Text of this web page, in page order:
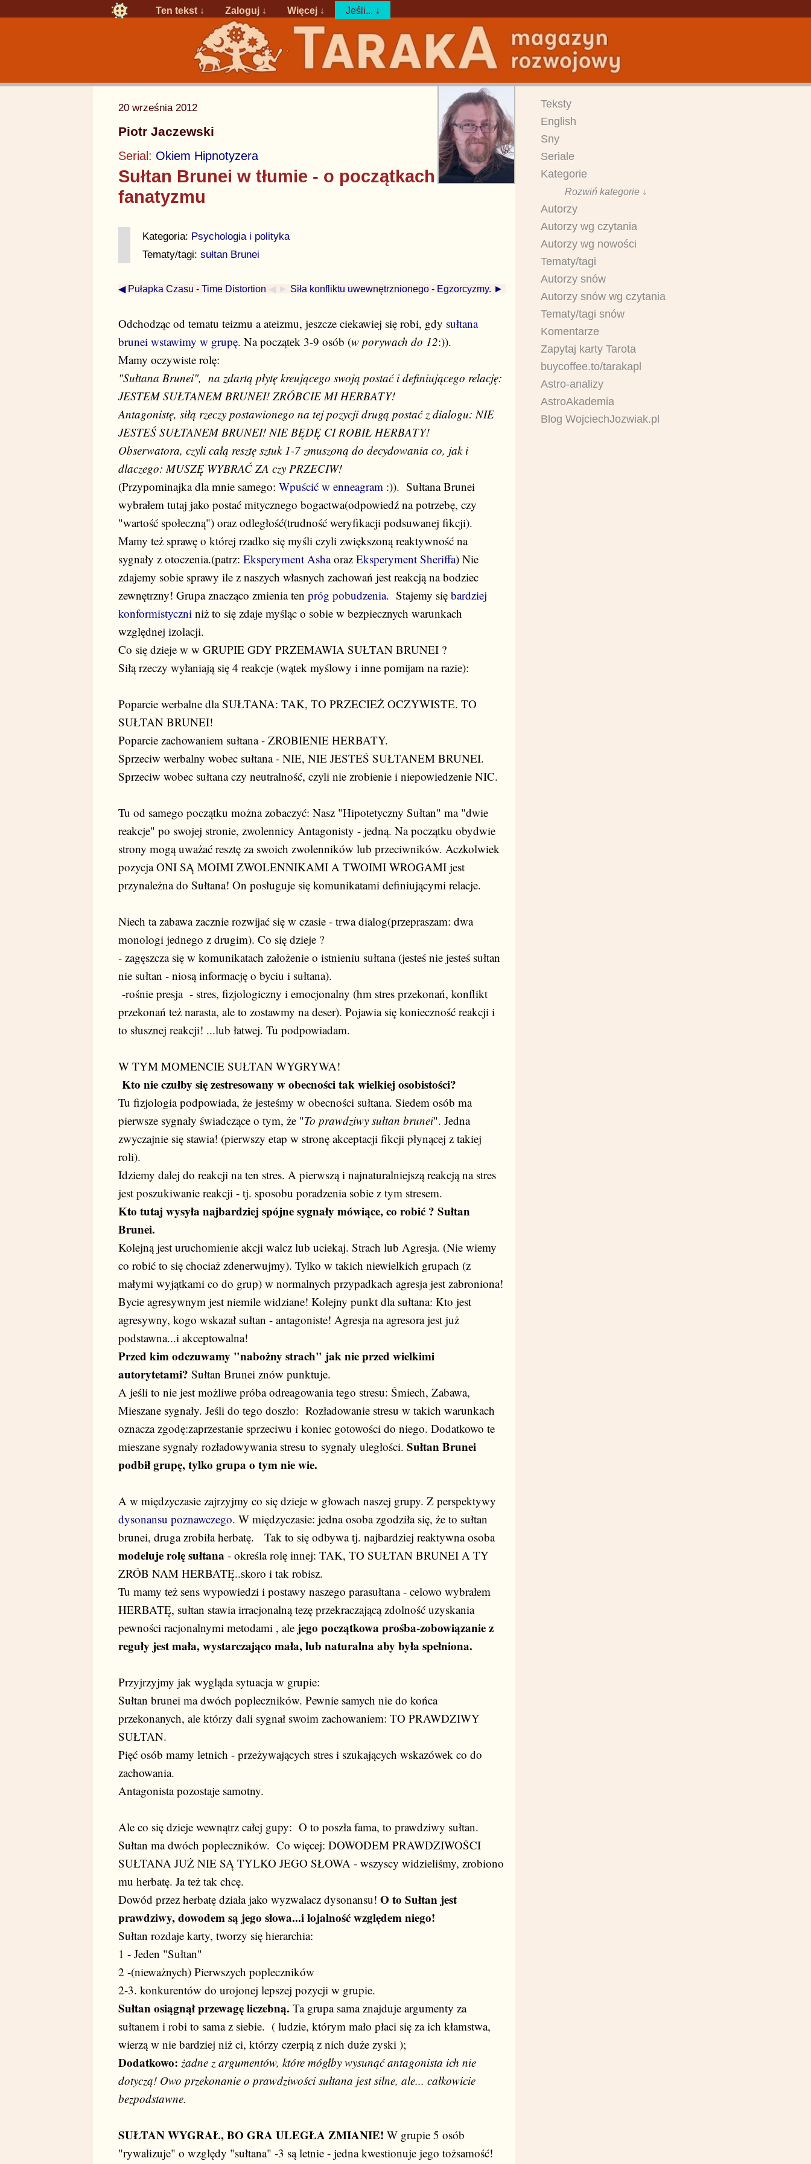
Ten tekst ↓ Zaloguj ↓ Więcej ↓ Jeśli... ↓
20 września 2012
Piotr Jaczewski
Serial: Okiem Hipnotyzera
Sułtan Brunei w tłumie - o początkach
fanatyzmu
Kategoria: Psychologia i polityka
Tematy/tagi: sułtan Brunei
◀ Pułapka Czasu - Time Distortion ◀ ► Siła konfliktu uwewnętrznionego - Egzorcyzmy. ►
Odchodząc od tematu teizmu a ateizmu, jeszcze ciekawiej się robi, gdy sułtana
brunei wstawimy w grupę. Na początek 3-9 osób (w porywach do 12:)).
Mamy oczywiste rolę:
"Sułtana Brunei", na zdartą płytę kreującego swoją postać i definiującego relację:
JESTEM SUŁTANEM BRUNEI! ZRÓBCIE MI HERBATY!
Antagonistę, siłą rzeczy postawionego na tej pozycji drugą postać z dialogu: NIE
JESTEŚ SUŁTANEM BRUNEI! NIE BĘDĘ CI ROBIŁ HERBATY!
Obserwatora, czyli całą resztę sztuk 1-7 zmuszoną do decydowania co, jak i
dlaczego: MUSZĘ WYBRAĆ ZA czy PRZECIW!
(Przypominajka dla mnie samego: Wpuścić w enneagram :)). Sułtana Brunei
wybrałem tutaj jako postać mitycznego bogactwa(odpowiedź na potrzebę, czy
"wartość społeczną") oraz odległość(trudność weryfikacji podsuwanej fikcji).
Mamy też sprawę o której rzadko się myśli czyli zwiększoną reaktywność na
sygnały z otoczenia.(patrz: Eksperyment Ashaoraz Eksperyment Sheriffa) Nie
zdajemy sobie sprawy ile z naszych własnych zachowań jest reakcją na bodziec
zewnętrzny! Grupa znacząco zmienia ten próg pobudzenia. Stajemy się bardziej
konformistyczni niż to się zdaje myśląc o sobie w bezpiecznych warunkach
względnej izolacji.
Co się dzieje w w GRUPIE GDY PRZEMAWIA SUŁTAN BRUNEI ?
Siłą rzeczy wyłaniają się 4 reakcje (wątek myślowy i inne pomijam na razie):
Poparcie werbalne dla SUŁTANA: TAK, TO PRZECIEŻ OCZYWISTE. TO
SUŁTAN BRUNEI!
Poparcie zachowaniem sułtana - ZROBIENIE HERBATY.
Sprzeciw werbalny wobec sułtana - NIE, NIE JESTEŚ SUŁTANEM BRUNEI.
Sprzeciw wobec sułtana czy neutralność, czyli nie zrobienie i niepowiedzenie NIC.
Tu od samego początku można zobaczyć: Nasz "Hipotetyczny Sułtan" ma "dwie
reakcje" po swojej stronie, zwolennicy Antagonisty - jedną. Na początku obydwie
strony mogą uważać resztę za swoich zwolenników lub przeciwników. Aczkolwiek
pozycja ONI SĄ MOIMI ZWOLENNIKAMI A TWOIMI WROGAMI jest
przynależna do Sułtana! On posługuje się komunikatami definiującymi relacje.
Niech ta zabawa zacznie rozwijać się w czasie - trwa dialog(przepraszam: dwa
monologi jednego z drugim). Co się dzieje ?
- zagęszcza się w komunikatach założenie o istnieniu sułtana (jesteś nie jesteś sułtan
nie sułtan - niosą informację o byciu i sułtana).
-rośnie presja - stres, fizjologiczny i emocjonalny (hm stres przekonań, konflikt
przekonań też narasta, ale to zostawmy na deser). Pojawia się konieczność reakcji i
to słusznej reakcji! ...lub łatwej. Tu podpowiadam.
W TYM MOMENCIE SUŁTAN WYGRYWA!
Kto nie czułby się zestresowany w obecności tak wielkiej osobistości?
Tu fizjologia podpowiada, że jesteśmy w obecności sułtana. Siedem osób ma
pierwsze sygnały świadczące o tym, że "To prawdziwy sułtan brunei". Jedna
zwyczajnie się stawia! (pierwszy etap w stronę akceptacji fikcji płynącej z takiej
roli).
Idziemy dalej do reakcji na ten stres. A pierwszą i najnaturalniejszą reakcją na stres
jest poszukiwanie reakcji - tj. sposobu poradzenia sobie z tym stresem.
Kto tutaj wysyła najbardziej spójne sygnały mówiące, co robić ? Sułtan
Brunei.
Kolejną jest uruchomienie akcji walcz lub uciekaj. Strach lub Agresja. (Nie wiemy
co robić to się chociaż zdenerwujmy). Tylko w takich niewielkich grupach (z
małymi wyjątkami co do grup) w normalnych przypadkach agresja jest zabroniona!
Bycie agresywnym jest niemile widziane! Kolejny punkt dla sułtana: Kto jest
agresywny, kogo wskazał sułtan - antagoniste! Agresja na agresora jest już
podstawna...i akceptowalna!
Przed kim odczuwamy "nabożny strach" jak nie przed wielkimi
autorytetami? Sułtan Brunei znów punktuje.
A jeśli to nie jest możliwe próba odreagowania tego stresu: Śmiech, Zabawa,
Mieszane sygnały. Jeśli do tego doszło: Rozładowanie stresu w takich warunkach
oznacza zgodę:zaprzestanie sprzeciwu i koniec gotowości do niego. Dodatkowo te
mieszane sygnały rozładowywania stresu to sygnały uległości. Sułtan Brunei
podbił grupę, tylko grupa o tym nie wie.
A w międzyczasie zajrzyjmy co się dzieje w głowach naszej grupy. Z perspektywy
dysonansu poznawczego. W międzyczasie: jedna osoba zgodziła się, że to sułtan
brunei, druga zrobiła herbatę. Tak to się odbywa tj. najbardziej reaktywna osoba
modeluje rolę sułtana - określa rolę innej: TAK, TO SUŁTAN BRUNEI A TY
ZRÓB NAM HERBATĘ..skoro i tak robisz.
Tu mamy też sens wypowiedzi i postawy naszego parasułtana - celowo wybrałem
HERBATĘ, sułtan stawia irracjonalną tezę przekraczającą zdolność uzyskania
pewności racjonalnymi metodami , ale jego początkowa prośba-zobowiązanie z
reguły jest mała, wystarczająco mała, lub naturalna aby była spełniona.
Przyjrzyjmy jak wygląda sytuacja w grupie:
Sułtan brunei ma dwóch popleczników. Pewnie samych nie do końca
przekonanych, ale którzy dali sygnał swoim zachowaniem: TO PRAWDZIWY
SUŁTAN.
Pięć osób mamy letnich - przeżywających stres i szukających wskazówek co do
zachowania.
Antagonista pozostaje samotny.
Ale co się dzieje wewnątrz całej gupy: O to poszła fama, to prawdziwy sułtan.
Sułtan ma dwóch popleczników. Co więcej: DOWODEM PRAWDZIWOŚCI
SUŁTANA JUŻ NIE SĄ TYLKO JEGO SŁOWA - wszyscy widzieliśmy, zrobiono
mu herbatę. Ja też tak chcę.
Dowód przez herbatę działa jako wyzwalacz dysonansu! O to Sułtan jest
prawdziwy, dowodem są jego słowa...i lojalność względem niego!
Sułtan rozdaje karty, tworzy się hierarchia:
1 - Jeden "Sułtan"
2 -(nieważnych) Pierwszych popleczników
2-3. konkurentów do urojonej lepszej pozycji w grupie.
Sułtan osiągnął przewagę liczebną. Ta grupa sama znajduje argumenty za
sułtanem i robi to sama z siebie. ( ludzie, którym mało płaci się za ich kłamstwa,
wierzą w nie bardziej niż ci, którzy czerpią z nich duże zyski );
Dodatkowo: żadne z argumentów, które mógłby wysunąć antagonista ich nie
dotyczą! Owo przekonanie o prawdziwości sułtana jest silne, ale... całkowicie
bezpodstawne.
SUŁTAN WYGRAŁ, BO GRA ULEGŁA ZMIANIE! W grupie 5 osób
"rywalizuje" o względy "sułtana" -3 są letnie - jedna kwestionuje jego tożsamość!
Teksty
English
Sny
Seriale
Kategorie
Rozwiń kategorie ↓
Autorzy
Autorzy wg czytania
Autorzy wg nowości
Tematy/tagi
Autorzy snów
Autorzy snów wg czytania
Tematy/tagi snów
Komentarze
Zapytaj karty Tarota
buycoffee.to/tarakapl
Astro-analizy
AstroAkademia
Blog WojciechJozwiak.pl